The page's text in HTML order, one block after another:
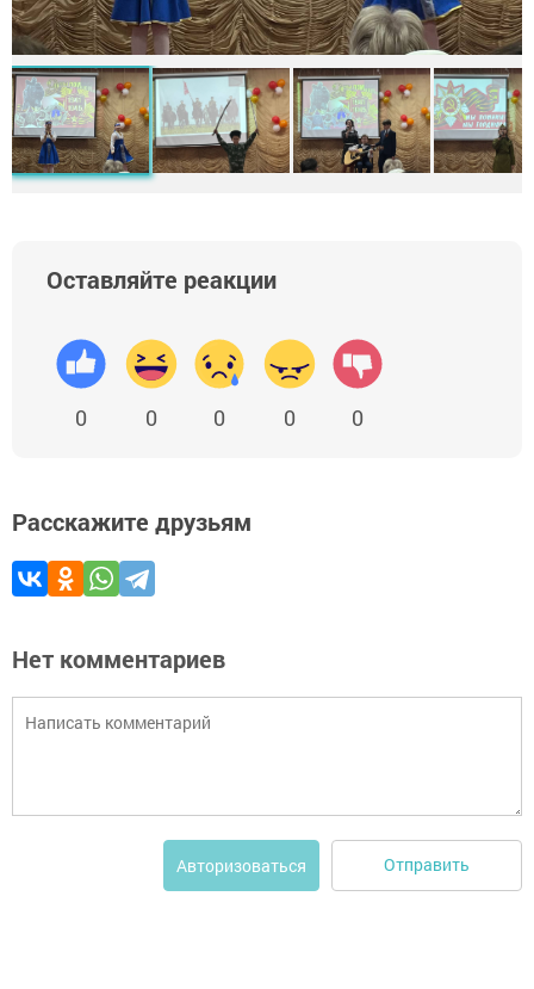
Оставляйте реакции
0 0 0 0 0
Расскажите друзьям
Нет комментариев
Авторизоваться Отправить